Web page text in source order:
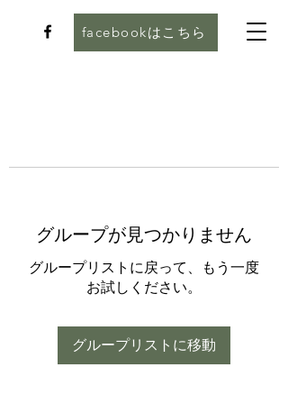
facebookはこちら
グループが見つかりません
グループリストに戻って、もう一度
お試しください。
グループリストに移動